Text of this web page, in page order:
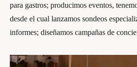
para gastros; producimos eventos,
desde el cual lanzamos sondeos
informes; diseñamos campañas de